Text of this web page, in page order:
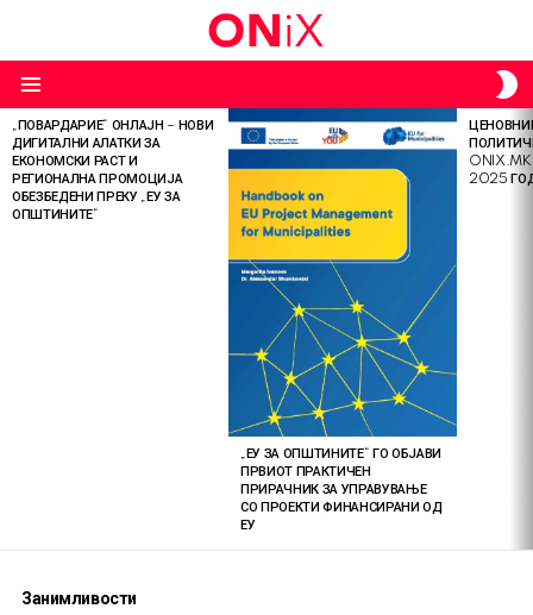
LATEST
STORIES
„ПОВАРДАРИЕ“ ОНЛАЈН – НОВИ
ДИГИТАЛНИ АЛАТКИ ЗА
ЕКОНОМСКИ РАСТ И
РЕГИОНАЛНА ПРОМОЦИЈА
ОБЕЗБЕДЕНИ ПРЕКУ „ЕУ ЗА
ОПШТИНИТЕ“
„ЕУ ЗА ОПШТИНИТЕ“ ГО ОБЈАВИ
ПРВИОТ ПРАКТИЧЕН
ПРИРАЧНИК ЗА УПРАВУВАЊЕ
СО ПРОЕКТИ ФИНАНСИРАНИ ОД
ЕУ
2025
Занимливости